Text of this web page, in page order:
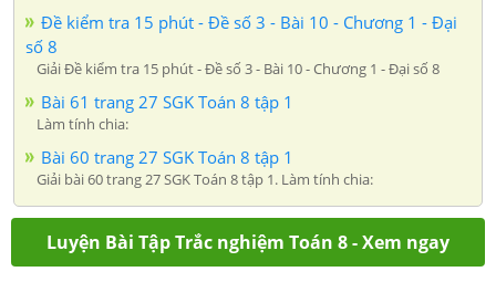
Đề kiểm tra 15 phút - Đề số 3 - Bài 10 - Chương 1 - Đại
số 8
Giải Đề kiểm tra 15 phút - Đề số 3 - Bài 10 - Chương 1 - Đại số 8
Bài 61 trang 27 SGK Toán 8 tập 1
Làm tính chia:
Bài 60 trang 27 SGK Toán 8 tập 1
Giải bài 60 trang 27 SGK Toán 8 tập 1. Làm tính chia:
Luyện Bài Tập Trắc nghiệm Toán 8 - Xem ngay